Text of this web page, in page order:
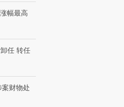
幅最高
任 转任
财物处